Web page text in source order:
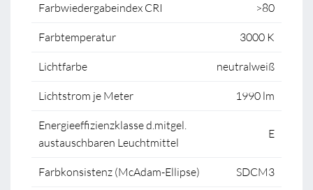
Farbwiedergabeindex CRI >80
Farbtemperatur 3000 K
Lichtfarbe neutralweiß
Lichtstrom je Meter 1990 lm
Energieeffizienzklasse d.mitgel.
austauschbaren Leuchtmittel
E
Farbkonsistenz (McAdam-Ellipse) SDCM3